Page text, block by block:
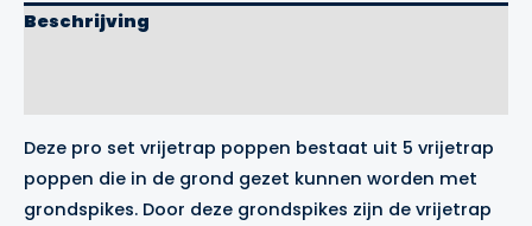
Beschrijving
Deze pro set vrijetrap poppen bestaat uit 5 vrijetrap
poppen die in de grond gezet kunnen worden met
grondspikes. Door deze grondspikes zijn de vrijetrap